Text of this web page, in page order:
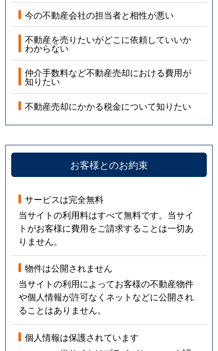
今の不動産会社の担当者と相性が悪い
不動産を売りたいがどこに依頼していいか
わからない
仲介手数料など不動産売却における費用が
知りたい
不動産売却にかかる税金について知りたい
お客様とのお約束
サービスは完全無料
当サイトの利用料はすべて無料です。当サイ
トがお客様に費用をご請求することは一切あ
りません。
物件は公開されません
当サイトの利用によってお客様の不動産物件
や個人情報が許可なくネットなどに公開され
ることはありません。
個人情報は保護されています